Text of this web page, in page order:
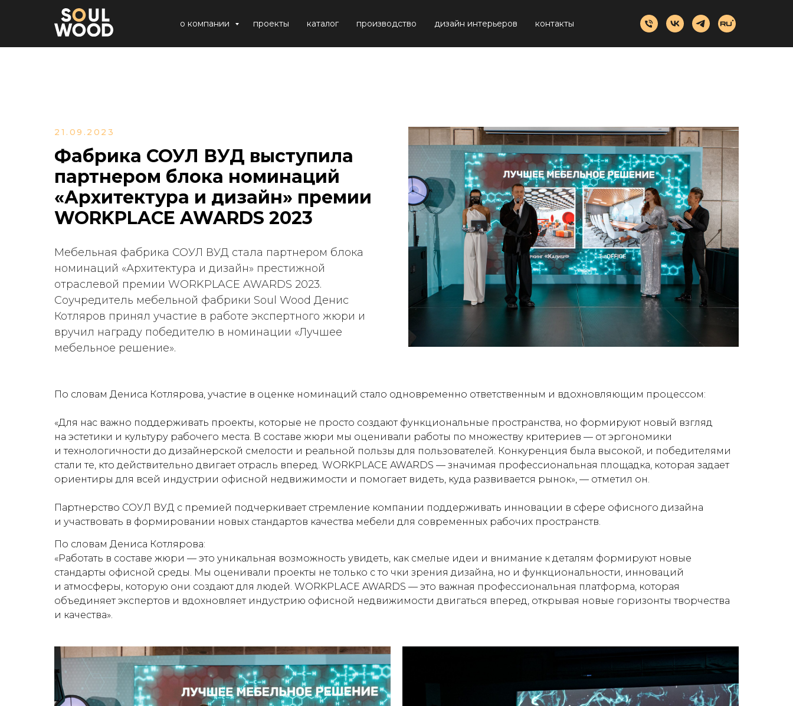
о компании проекты каталог производство дизайн интерьеров контакты
21.09.2023
Фабрика СОУЛ ВУД выступила
партнером блока номинаций
«Архитектура и дизайн» премии
WORKPLACE AWARDS 2023
Мебельная фабрика СОУЛ ВУД стала партнером блока
номинаций «Архитектура и дизайн» престижной
отраслевой премии WORKPLACE AWARDS 2023.
Соучредитель мебельной фабрики Soul Wood Денис
Котляров принял участие в работе экспертного жюри и
вручил награду победителю в номинации «Лучшее
мебельное решение».
По словам Дениса Котлярова, участие в оценке номинаций стало одновременно ответственным и вдохновляющим процессом:
«Для нас важно поддерживать проекты, которые не просто создают функциональные пространства, но формируют новый взгляд
на эстетики и культуру рабочего места. В составе жюри мы оценивали работы по множеству критериев — от эргономики
и технологичности до дизайнерской смелости и реальной пользы для пользователей. Конкуренция была высокой, и победителями
стали те, кто действительно двигает отрасль вперед. WORKPLACE AWARDS — значимая профессиональная площадка, которая задает
ориентиры для всей индустрии офисной недвижимости и помогает видеть, куда развивается рынок», — отметил он.
Партнерство СОУЛ ВУД с премией подчеркивает стремление компании поддерживать инновации в сфере офисного дизайна
и участвовать в формировании новых стандартов качества мебели для современных рабочих пространств.
По словам Дениса Котлярова:
«Работать в составе жюри — это уникальная возможность увидеть, как смелые идеи и внимание к деталям формируют новые
стандарты офисной среды. Мы оценивали проекты не только с то чки зрения дизайна, но и функциональности, инноваций
и атмосферы, которую они создают для людей. WORKPLACE AWARDS — это важная профессиональная платформа, которая
объединяет экспертов и вдохновляет индустрию офисной недвижимости двигаться вперед, открывая новые горизонты творчества
и качества».